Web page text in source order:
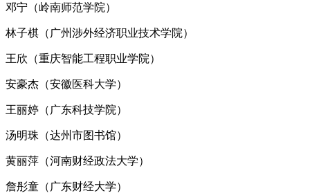
邓宁（岭南师范学院）
林子棋（广州涉外经济职业技术学院）
王欣（重庆智能工程职业学院）
安豪杰（安徽医科大学）
王丽婷（广东科技学院）
汤明珠（达州市图书馆）
黄丽萍（河南财经政法大学）
詹彤童（广东财经大学）